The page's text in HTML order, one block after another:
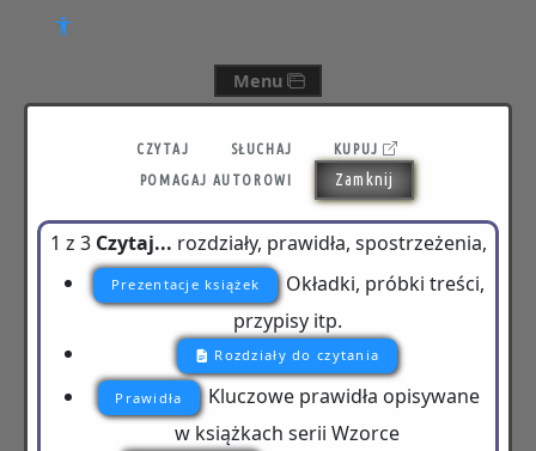
Menu
CZYTAJ SŁUCHAJ KUPUJ
POMAGAJ AUTOROWI Zamknij
1 z 3 Czytaj... rozdziały, prawidła, spostrzeżenia,
Prezentacje książek
Okładki, próbki treści,
przypisy itp.
Rozdziały do czytania
Prawidła
Kluczowe prawidła opisywane
w książkach serii Wzorce